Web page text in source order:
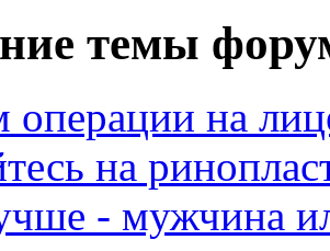
темы
операции на
на
- мужчина